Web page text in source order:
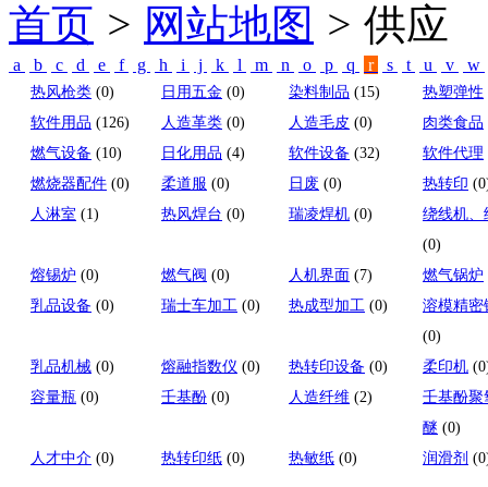
首页 > 网站地图 > 供应
a b c d e f g h i j k l m n o p q r s t u v w
热风枪类 (0) 日用五金 (0) 染料制品 (15)
热塑弹性
软件用品 (126) 人造革类 (0) 人造毛皮 (0)
肉类食品
燃气设备 (10) 日化用品 (4) 软件设备 (32)
软件代理
燃烧器配件 (0) 柔道服 (0) 日废 (0) 热转印
人淋室 (1) 热风焊台 (0) 瑞凌焊机 (0)
绕线机、
(0)
熔锡炉 (0) 燃气阀 (0) 人机界面 (7)
燃气锅炉
乳品设备 (0) 瑞士车加工 (0) 热成型加工 (0)
溶模精密
(0)
乳品机械 (0) 熔融指数仪 (0) 热转印设备 (0) 柔印机
容量瓶 (0) 壬基酚 (0) 人造纤维 (2)
壬基酚聚
醚 (0)
人才中介 (0) 热转印纸 (0) 热敏纸 (0) 润滑剂